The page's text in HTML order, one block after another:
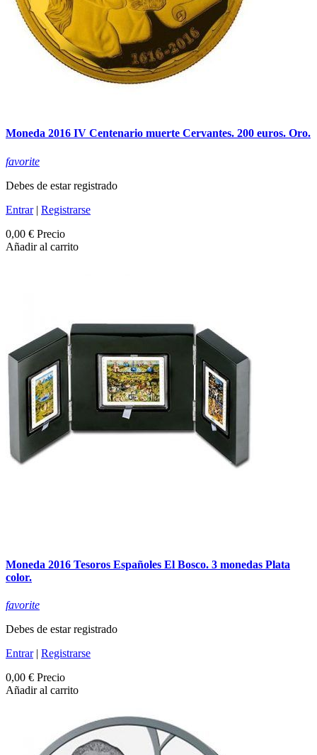
Moneda 2016 IV Centenario muerte Cervantes. 200 euros. Oro.
favorite
Debes de estar registrado
Entrar| Registrarse
0,00 € Precio
Añadir al carrito
Moneda 2016 Tesoros Españoles El Bosco. 3 monedas Plata
color.
favorite
Debes de estar registrado
Entrar| Registrarse
0,00 € Precio
Añadir al carrito